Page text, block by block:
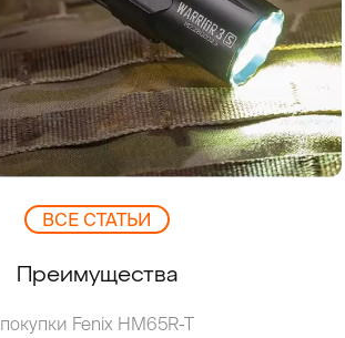
ВCЕ СТАТЬИ
Преимущества
покупки Fenix HM65R-T